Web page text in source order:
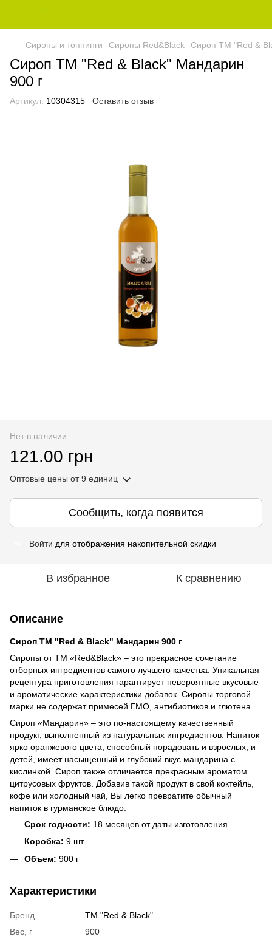
Сиропы и топпинги Сиропы Red&Black Сироп ТМ "Red &
Сироп ТМ "Red & Black" Мандарин
900 г
Артикул: 10304315 Оставить отзыв
Нет в наличии
121.00 грн
Оптовые цены от 9 единиц
Сообщить, когда появится
Войти для отображения накопительной скидки
В избранное К сравнению
Описание
Сироп ТМ "Red & Black" Мандарин 900 г
Сиропы от ТМ «Red&Black» – это прекрасное сочетание
отборных ингредиентов самого лучшего качества. Уникальная
рецептура приготовления гарантирует невероятные вкусовые
и ароматические характеристики добавок. Сиропы торговой
марки не содержат примесей ГМО, антибиотиков и глютена.
Сироп «Мандарин» ‒ это по-настоящему качественный
продукт, выполненный из натуральных ингредиентов. Напиток
ярко оранжевого цвета, способный порадовать и взрослых, и
детей, имеет насыщенный и глубокий вкус мандарина с
кислинкой. Сироп также отличается прекрасным ароматом
цитрусовых фруктов. Добавив такой продукт в свой коктейль,
кофе или холодный чай, Вы легко превратите обычный
напиток в гурманское блюдо.
Срок годности: 18 месяцев от даты изготовления.
Коробка: 9 шт
Объем: 900 г
Характеристики
Бренд
ТМ "Red & Black"
Вес, г
900